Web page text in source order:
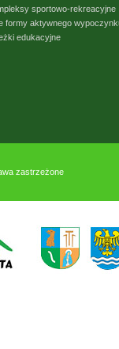
sportowo-rekreacyjne
formy aktywnego
edukacyjne
zastrzeżone